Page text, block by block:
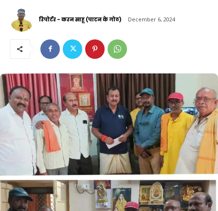
रिपोर्टर - करन साहू (पाटन के गोठ) December 6, 2024